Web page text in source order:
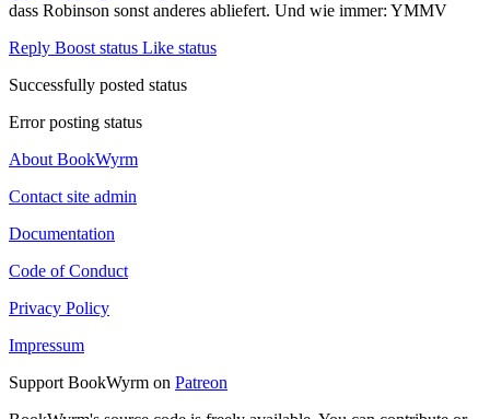
dass Robinson sonst anderes abliefert. Und wie immer: YMMV
Reply Boost status Like status
Successfully posted status
Error posting status
About BookWyrm
Contact site admin
Documentation
Code of Conduct
Privacy Policy
Impressum
Support BookWyrm on Patreon